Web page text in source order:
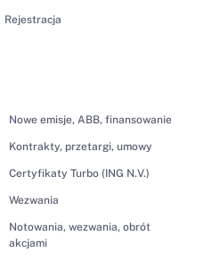
Nowe emisje, ABB, finansowanie
Kontrakty, przetargi, umowy
Certyfikaty Turbo (ING N.V.)
Wezwania
Notowania, wezwania, obrót
akcjami
Rejestracja